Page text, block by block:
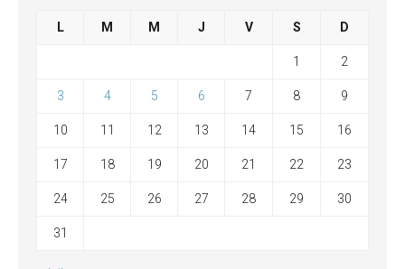
L M M J V S D
1 2
3 4 5 6 7 8 9
10 11 12 13 14 15 16
17 18 19 20 21 22 23
24 25 26 27 28 29 30
31